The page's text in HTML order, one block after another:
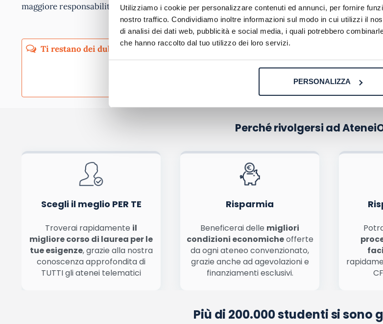
Utilizziamo i cookie per personalizzare contenuti ed annunci, per fornire
nostro traffico. Condividiamo inoltre informazioni sul modo in cui utilizzi il
di analisi dei dati web, pubblicità e social media, i quali potrebbero
che hanno raccolto dal tuo utilizzo dei loro servizi.
PERSONALIZZA
maggiore responsabilità.
La tua email sarà utilizzata per comunicarti se qualcuno risponde al tuo commento e non sarà pubblicata. Dichiari di avere preso
Pubblicando questo commento dai il consenso affinché un cookie salvi i tuoi dati (nome, email) per il prossimo commento.
conferma e pubblica
Perché rivolgersi ad
Scegli il meglio PER TE
Troverai rapidamente il
migliore corso di laurea per le
tue esigenze, grazie alla nostra
conoscenza approfondita di
TUTTI gli atenei telematici
Risparmia
Beneficerai delle migliori
condizioni economicheofferte
da ogni ateneo convenzionato,
grazie anche ad agevolazioni e
finanziamenti esclusivi.
Più di 200.000 studenti si sono